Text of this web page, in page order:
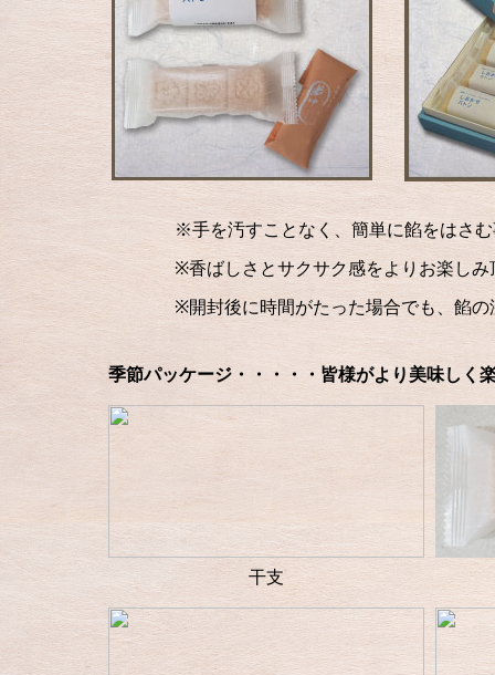
※手を汚すことなく、簡単に餡をはさ
※香ばしさとサクサク感をよりお楽し
※開封後に時間がたった場合でも、餡
季節パッケージ・・・・・皆様がより美味しく
干支